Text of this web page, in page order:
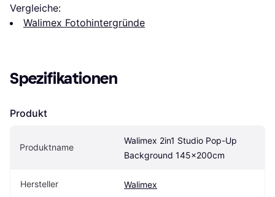
Vergleiche:
Walimex Fotohintergründe
Spezifikationen
Produkt
Produktname
Walimex 2in1 Studio Pop-Up
Background 145x200cm
Hersteller Walimex